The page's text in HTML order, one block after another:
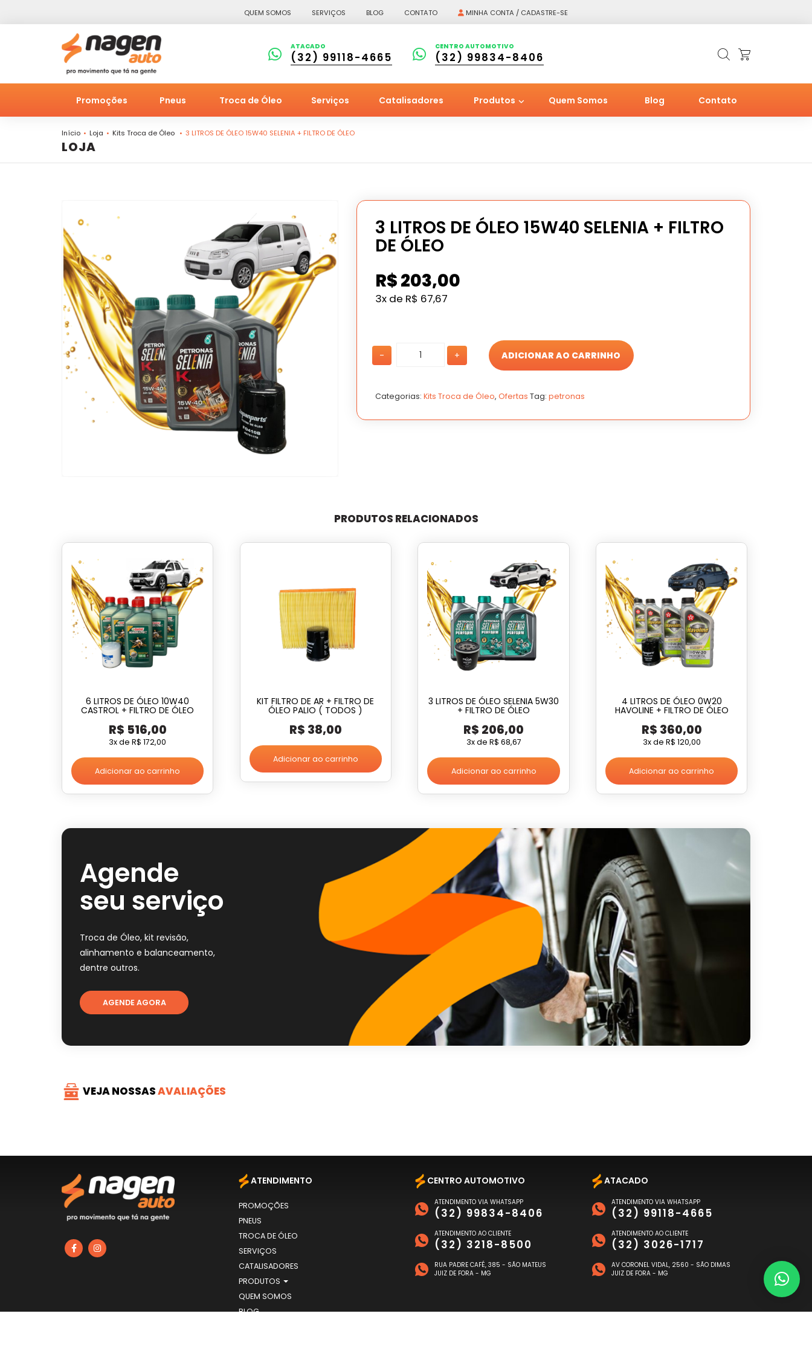
QUEM SOMOS SERVIÇOS BLOG CONTATO MINHA CONTA / CADASTRE-SE
ATACADO
(32) 99118-4665
CENTRO AUTOMOTIVO
(32) 99834-8406
Promoções Pneus Troca de Óleo Serviços Catalisadores Produtos Quem Somos Blog Contato
Início Loja Kits Troca de Óleo 3 LITROS DE ÓLEO 15W40 SELENIA + FILTRO DE ÓLEO
LOJA
3 LITROS DE ÓLEO 15W40 SELENIA + FILTRO
DE ÓLEO
R$203,00
3x de R$ 67,67
3
LITROS
15W40
+
3
LITROS
15W40
+
+
- ADICIONAR AO CARRINHO
Categorias: Kits Troca de Óleo, Ofertas Tag: petronas
PRODUTOS RELACIONADOS
6 LITROS DE ÓLEO 10W40
CASTROL + FILTRO DE ÓLEO
R$ 516,00
3x deR$ 172,00
Adicionar ao carrinho
KIT FILTRO DE AR + FILTRO DE
ÓLEO PALIO ( TODOS )
R$ 38,00
Adicionar ao carrinho
3 LITROS DE ÓLEO SELENIA 5W30
+ FILTRO DE ÓLEO
R$ 206,00
3x de R$ 68,67
Adicionar ao carrinho
4 LITROS DE ÓLEO 0W20
HAVOLINE + FILTRO DE ÓLEO
R$ 360,00
3x de R$ 120,00
Adicionar ao carrinho
Agende
seu serviço
Troca de Óleo, kit revisão,
alinhamento e balanceamento,
dentre outros.
AGENDE AGORA
VEJA NOSSASAVALIAÇÕES
ATENDIMENTO
PROMOÇÕES
PNEUS
TROCA DE ÓLEO
SERVIÇOS
CATALISADORES
PRODUTOS
QUEM SOMOS
BLOG
CENTRO AUTOMOTIVO
ATENDIMENTO VIA WHATSAPP
(32) 99834-8406
ATENDIMENTO AO CLIENTE
(32) 3218-8500
RUA PADRE CAFÉ, 385 - SÃO MATEUS
JUIZ DE FORA - MG
ATACADO
ATENDIMENTO VIA WHATSAPP
(32) 99118-4665
ATENDIMENTO AO CLIENTE
(32) 3026-1717
AV CORONEL VIDAL, 2560 - SÃO DIMAS
JUIZ DE FORA - MG